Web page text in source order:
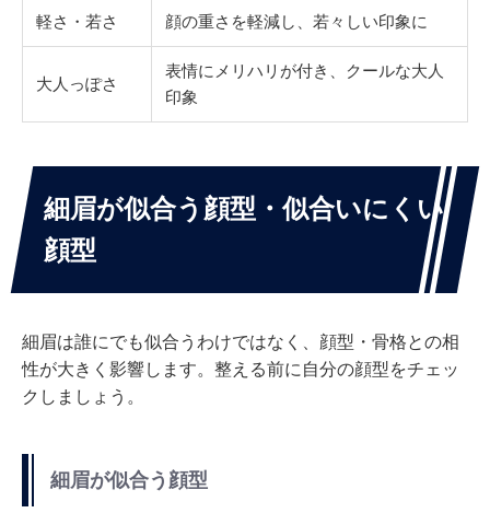
軽さ・若さ 顔の重さを軽減し、若々しい印象に
大人っぽさ
表情にメリハリが付き、クールな大人
印象
細眉が似合う顔型・似合いにくい
顔型
細眉は誰にでも似合うわけではなく、顔型・骨格との相
性が大きく影響します。整える前に自分の顔型をチェッ
クしましょう。
細眉が似合う顔型